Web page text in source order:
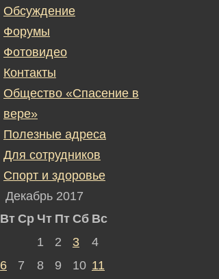
Обсуждение
Форумы
Фотовидео
Контакты
Общество «Спасение в
вере»
Полезные адреса
Для сотрудников
Спорт и здоровье
Декабрь 2017
Вт Ср Чт Пт Сб Вс
1
2 3
4
6 7 8 9 10 11